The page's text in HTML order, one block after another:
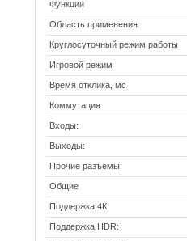
Функции
Область применения
Круглосуточный режим работы
Игровой режим
Время отклика, мс
Коммутация
Входы:
Выходы:
Прочие разъемы:
Общие
Поддержка 4К:
Поддержка HDR: